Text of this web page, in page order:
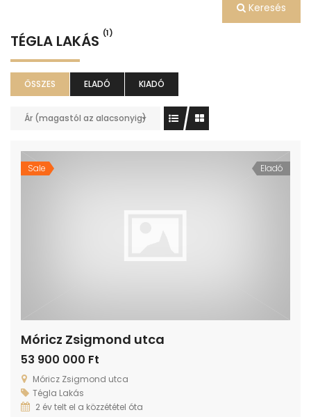
Keresés
TÉGLA LAKÁS (1)
ÖSSZES ELADÓ KIADÓ
Ár (magastól az alacsonyig)
Sale Eladó
Móricz Zsigmond utca
53 900 000 Ft
Móricz Zsigmond utca
Tégla Lakás
2 év telt el a közzététel óta